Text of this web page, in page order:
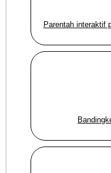
Parentah interaktif